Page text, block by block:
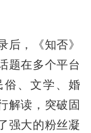
后，《知否》
题在多个平台
俗、文学、婚
解读，突破固
强大的粉丝凝